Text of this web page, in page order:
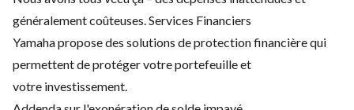
généralement coûteuses. Services Financiers
Yamaha propose des solutions de protection financière qui
permettent de protéger votre portefeuille et
votre investissement.